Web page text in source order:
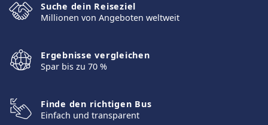
Suche dein Reiseziel
Millionen von Angeboten weltweit
Ergebnisse vergleichen
Spar bis zu 70 %
Finde den richtigen Bus
Einfach und transparent